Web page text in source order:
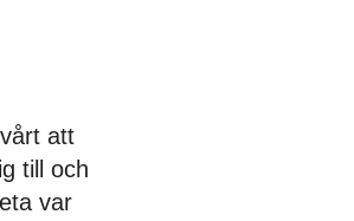
att
till och
var